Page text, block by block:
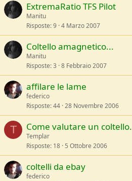
ExtremaRatio TFS Pilot
Manitu
Risposte 9 4 Marzo 2007
Coltello amagnetico...
Manitu
Risposte 3 8 Febbraio 2007
affilare le lame
federico
Risposte 44 28 Novembre 2006
T Come valutare un coltello.
Templar
Risposte 18 5 Ottobre 2006
coltelli da ebay
federico